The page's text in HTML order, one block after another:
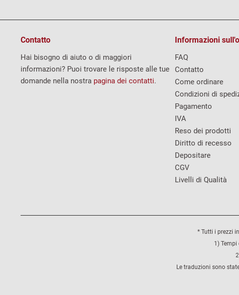
Contatto
Hai bisogno di aiuto o di maggiori
informazioni? Puoi trovare le risposte alle tue
domande nella nostra pagina dei contatti.
Informazioni
FAQ
Contatto
Come ordinare
Condizioni di
Pagamento
IVA
Reso dei prodotti
Diritto di recesso
Depositare
CGV
Livelli di Qualità
* Tutti i prezzi
1)
Le traduzioni sono